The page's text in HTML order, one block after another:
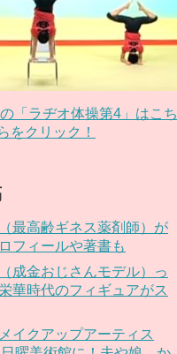
「ラヂオ体操第4」はこち
をクリック！
最高齢ギネス薬剤師）が
フィールや著書も
成金おじさんモデル）っ
華時代のフィギュアがス
イクアップアーティス